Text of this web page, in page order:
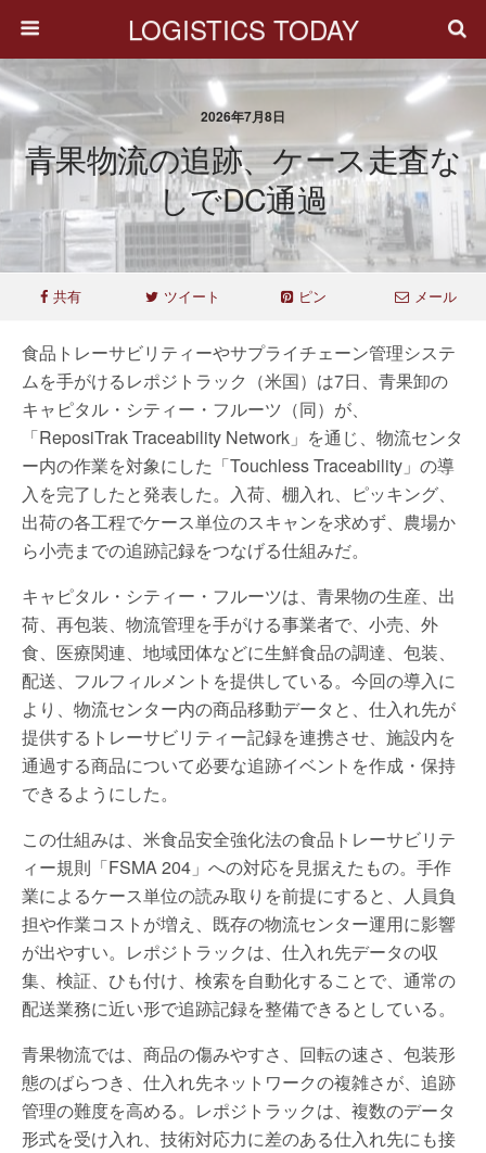
LOGISTICS TODAY
2026年7月8日
青果物流の追跡、ケース走査な
しでDC通過
共有 ツイート ピン メール
食品トレーサビリティーやサプライチェーン管理システ
ムを手がけるレポジトラック（米国）は7日、青果卸の
キャピタル・シティー・フルーツ（同）が、
「ReposiTrak Traceability Network」を通じ、物流センタ
ー内の作業を対象にした「Touchless Traceability」の導
入を完了したと発表した。入荷、棚入れ、ピッキング、
出荷の各工程でケース単位のスキャンを求めず、農場か
ら小売までの追跡記録をつなげる仕組みだ。
キャピタル・シティー・フルーツは、青果物の生産、出
荷、再包装、物流管理を手がける事業者で、小売、外
食、医療関連、地域団体などに生鮮食品の調達、包装、
配送、フルフィルメントを提供している。今回の導入に
より、物流センター内の商品移動データと、仕入れ先が
提供するトレーサビリティー記録を連携させ、施設内を
通過する商品について必要な追跡イベントを作成・保持
できるようにした。
この仕組みは、米食品安全強化法の食品トレーサビリテ
ィー規則「FSMA 204」への対応を見据えたもの。手作
業によるケース単位の読み取りを前提にすると、人員負
担や作業コストが増え、既存の物流センター運用に影響
が出やすい。レポジトラックは、仕入れ先データの収
集、検証、ひも付け、検索を自動化することで、通常の
配送業務に近い形で追跡記録を整備できるとしている。
青果物流では、商品の傷みやすさ、回転の速さ、包装形
態のばらつき、仕入れ先ネットワークの複雑さが、追跡
管理の難度を高める。レポジトラックは、複数のデータ
形式を受け入れ、技術対応力に差のある仕入れ先にも接